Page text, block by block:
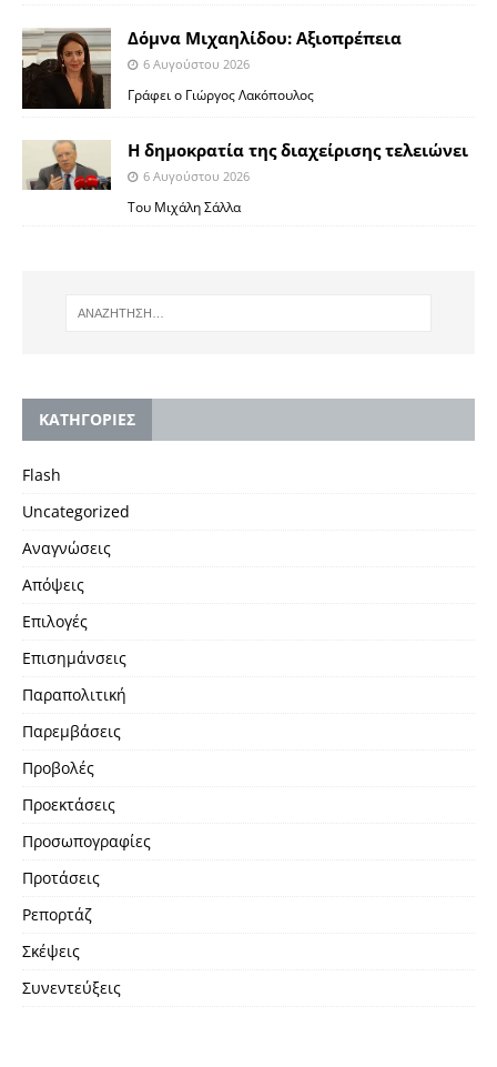
Δόμνα Μιχαηλίδου: Αξιοπρέπεια
6 Αυγούστου 2026
Γράφει ο Γιώργος Λακόπουλος
Η δημοκρατία της διαχείρισης τελειώνει
6 Αυγούστου 2026
Του Μιχάλη Σάλλα
KΑΤΗΓΟΡΙΕΣ
Flash
Uncategorized
Αναγνώσεις
Απόψεις
Επιλογές
Επισημάνσεις
Παραπολιτική
Παρεμβάσεις
Προβολές
Προεκτάσεις
Προσωπογραφίες
Προτάσεις
Ρεπορτάζ
Σκέψεις
Συνεντεύξεις